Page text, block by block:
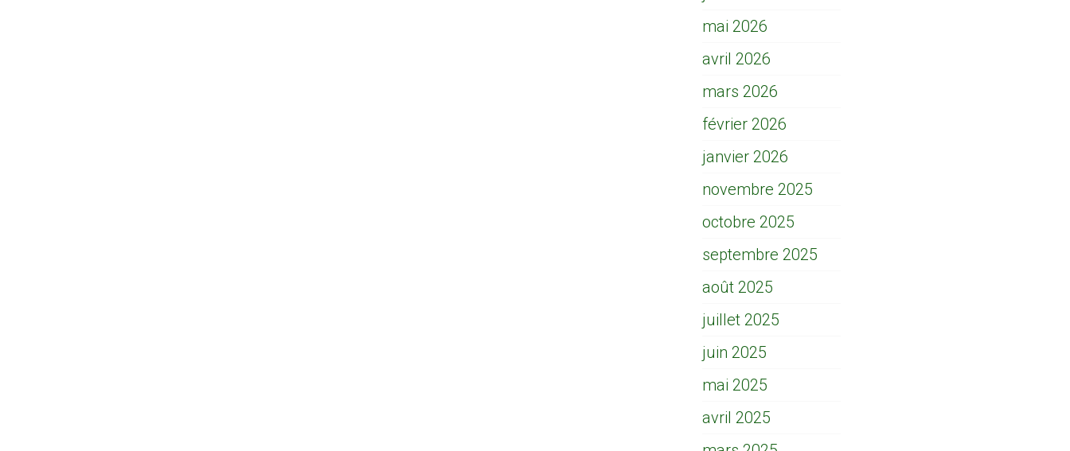
mai 2026
avril 2026
mars 2026
février 2026
janvier 2026
novembre 2025
octobre 2025
septembre 2025
août 2025
juillet 2025
juin 2025
mai 2025
avril 2025